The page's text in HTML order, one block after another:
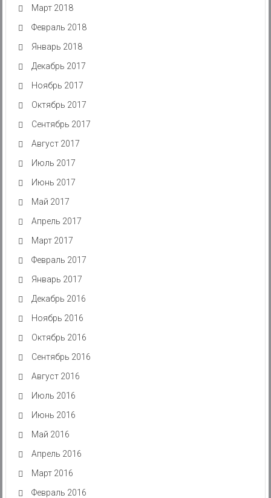
Март 2018
Февраль 2018
Январь 2018
Декабрь 2017
Ноябрь 2017
Октябрь 2017
Сентябрь 2017
Август 2017
Июль 2017
Июнь 2017
Май 2017
Апрель 2017
Март 2017
Февраль 2017
Январь 2017
Декабрь 2016
Ноябрь 2016
Октябрь 2016
Сентябрь 2016
Август 2016
Июль 2016
Июнь 2016
Май 2016
Апрель 2016
Март 2016
Февраль 2016